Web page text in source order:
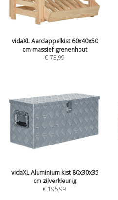
vidaXL Aardappelkist 60x40x50
cm massief grenenhout
€ 73,99
vidaXL Aluminium kist 80x30x35
cm zilverkleurig
€ 195,99